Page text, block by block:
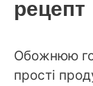
рецепт
Обожнюю
прості